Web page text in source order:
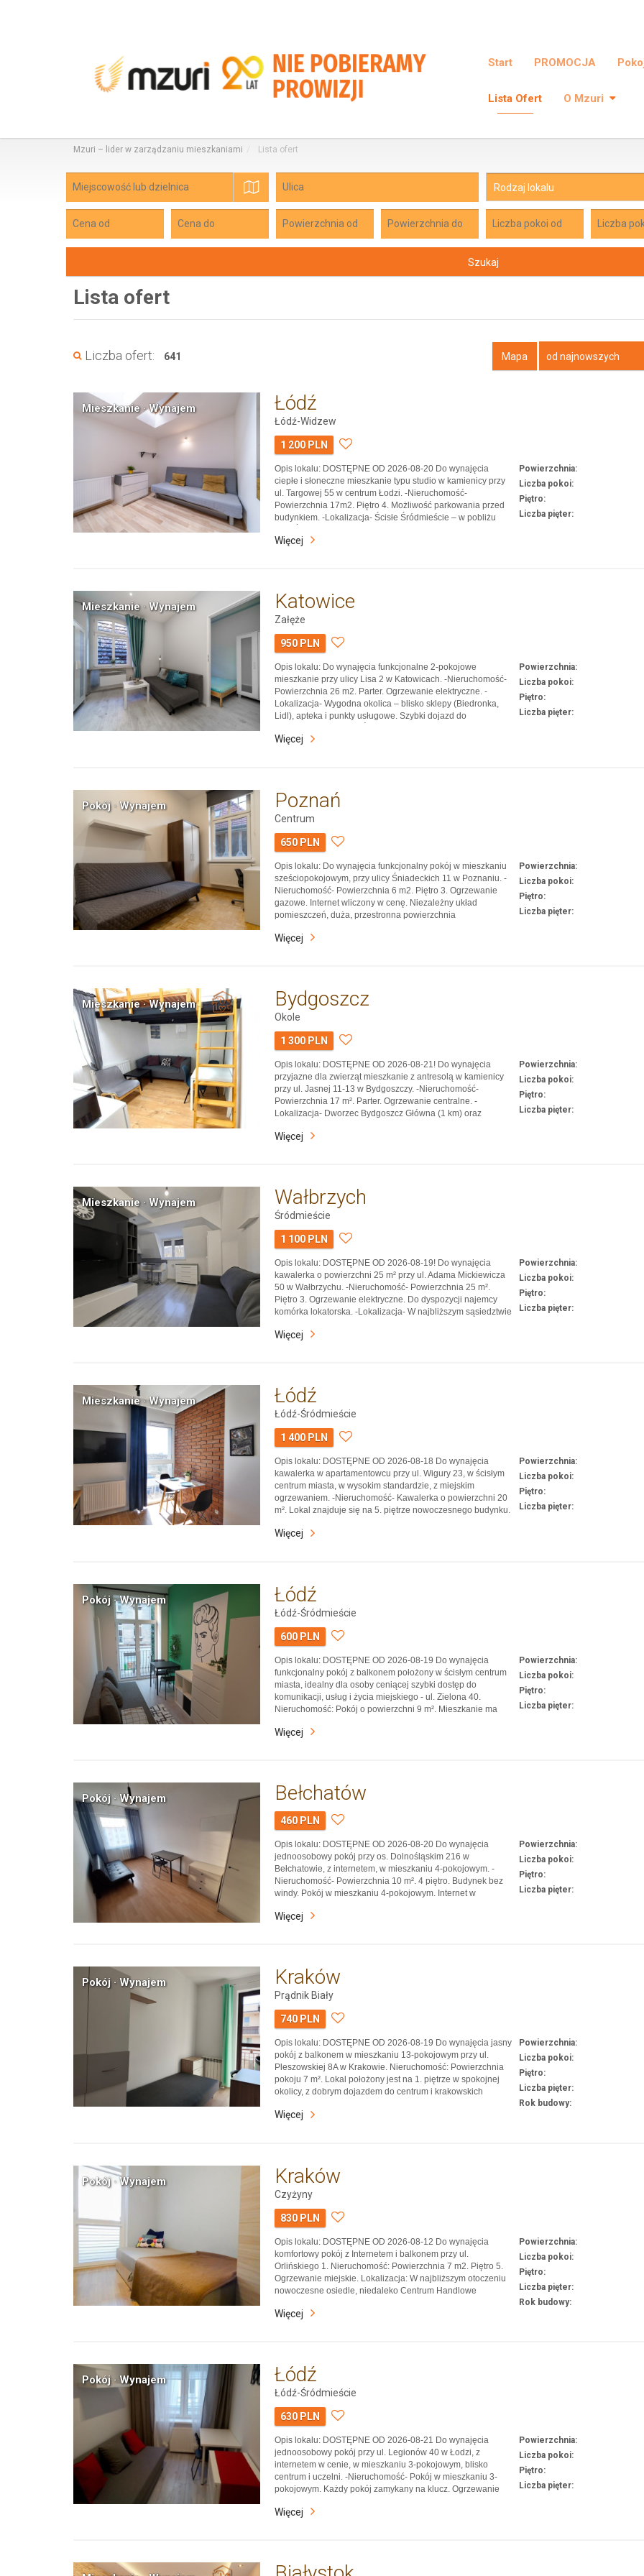
Start PROMOCJA
Lista Ofert O Mzuri
Mzuri – lider w zarządzaniu mieszkaniami Lista ofert
Rodzaj lokalu
Lista ofert
Liczba ofert: 641 Mapa od najnowszych
Mieszkanie · Wynajem Łódź
Łódź-Widzew
1 200 PLN
Opis lokalu: DOSTĘPNE OD 2026-08-20 Do wynajęcia
ciepłe i słoneczne mieszkanie typu studio w kamienicy przy
ul. Targowej 55 w centrum Łodzi. -Nieruchomość-
Powierzchnia 17m2. Piętro 4. Możliwość parkowania przed
budynkiem. -Lokalizacja- Ścisłe Śródmieście – w pobliżu
Państwowej Wyższej Szkoły Filmowej i Wyższej Szkoły
Powierzchnia:
Liczba pokoi:
Piętro:
Liczba pięter:
Więcej
Mieszkanie · Wynajem Katowice
Załęże
950 PLN
Opis lokalu: Do wynajęcia funkcjonalne 2-pokojowe
mieszkanie przy ulicy Lisa 2 w Katowicach. -Nieruchomość-
Powierzchnia 26 m2. Parter. Ogrzewanie elektryczne. -
Lokalizacja- Wygodna okolica – blisko sklepy (Biedronka,
Lidl), apteka i punkty usługowe. Szybki dojazd do
Park Bederowiec. Tuż obok przystanki tramwajowe i
Powierzchnia:
Liczba pokoi:
Piętro:
Liczba pięter:
Więcej
Pokój · Wynajem Poznań
Centrum
650 PLN
Opis lokalu: Do wynajęcia funkcjonalny pokój w mieszkaniu
sześciopokojowym, przy ulicy Śniadeckich 11 w Poznaniu. -
Nieruchomość- Powierzchnia 6 m2. Piętro 3. Ogrzewanie
gazowe. Internet wliczony w cenę. Niezależny układ
pomieszczeń, duża, przestronna powierzchnia
pobliżu są sklepy (Żabka, Biedronka), Międzynarodowe
Powierzchnia:
Liczba pokoi:
Piętro:
Liczba pięter:
Więcej
Mieszkanie · Wynajem Bydgoszcz
Okole
1 300 PLN
Opis lokalu: DOSTĘPNE OD 2026-08-21! Do wynajęcia
przyjazne dla zwierząt mieszkanie z antresolą w kamienicy
przy ul. Jasnej 11-13 w Bydgoszczy. -Nieruchomość-
Powierzchnia 17 m². Parter. Ogrzewanie centralne. -
Lokalizacja- Dworzec Bydgoszcz Główna (1 km) oraz
Szkoła Gospodarki (1 km) oraz Bydgoska Szkoła Wyższa (1
Powierzchnia:
Liczba pokoi:
Piętro:
Liczba pięter:
Więcej
Mieszkanie · Wynajem Wałbrzych
Śródmieście
1 100 PLN
Opis lokalu: DOSTĘPNE OD 2026-08-19! Do wynajęcia
kawalerka o powierzchni 25 m² przy ul. Adama Mickiewicza
50 w Wałbrzychu. -Nieruchomość- Powierzchnia 25 m².
Piętro 3. Ogrzewanie elektryczne. Do dyspozycji najemcy
komórka lokatorska. -Lokalizacja- W najbliższym sąsiedztwie
Victoria, punkty usługowe, piekarnie oraz restauracje. Dobra
Powierzchnia:
Liczba pokoi:
Piętro:
Liczba pięter:
Więcej
Mieszkanie · Wynajem Łódź
Łódź-Śródmieście
1 400 PLN
Opis lokalu: DOSTĘPNE OD 2026-08-18 Do wynajęcia
kawalerka w apartamentowcu przy ul. Wigury 23, w ścisłym
centrum miasta, w wysokim standardzie, z miejskim
ogrzewaniem. -Nieruchomość- Kawalerka o powierzchni 20
m². Lokal znajduje się na 5. piętrze nowoczesnego budynku.
Lokalizacja- Śródmieście – ścisłe centrum Łodzi, w pobliżu
Powierzchnia:
Liczba pokoi:
Piętro:
Liczba pięter:
Więcej
Pokój · Wynajem Łódź
Łódź-Śródmieście
600 PLN
Opis lokalu: DOSTĘPNE OD 2026-08-19 Do wynajęcia
funkcjonalny pokój z balkonem położony w ścisłym centrum
miasta, idealny dla osoby ceniącej szybki dostęp do
komunikacji, usług i życia miejskiego - ul. Zielona 40.
Nieruchomość: Pokój o powierzchni 9 m². Mieszkanie ma
Położenie w samym sercu Łodzi, tuż przy ul. Piotrkowskiej –
Powierzchnia:
Liczba pokoi:
Piętro:
Liczba pięter:
Więcej
Pokój · Wynajem Bełchatów
460 PLN
Opis lokalu: DOSTĘPNE OD 2026-08-20 Do wynajęcia
jednoosobowy pokój przy os. Dolnośląskim 216 w
Bełchatowie, z internetem, w mieszkaniu 4-pokojowym. -
Nieruchomość- Powierzchnia 10 m². 4 piętro. Budynek bez
windy. Pokój w mieszkaniu 4-pokojowym. Internet w
skomunikowana część Bełchatowa. Około 20 minut
Powierzchnia:
Liczba pokoi:
Piętro:
Liczba pięter:
Więcej
Pokój · Wynajem Kraków
Prądnik Biały
740 PLN
Opis lokalu: DOSTĘPNE OD 2026-08-19 Do wynajęcia jasny
pokój z balkonem w mieszkaniu 13-pokojowym przy ul.
Pleszowskiej 8A w Krakowie. Nieruchomość: Powierzchnia
pokoju 7 m². Lokal położony jest na 1. piętrze w spokojnej
okolicy, z dobrym dojazdem do centrum i krakowskich
centralne. Dostęp do 2 w pełni wyposażonych kuchni, 3
Powierzchnia:
Liczba pokoi:
Piętro:
Liczba pięter:
Rok budowy:
Więcej
Pokój · Wynajem Kraków
Czyżyny
830 PLN
Opis lokalu: DOSTĘPNE OD 2026-08-12 Do wynajęcia
komfortowy pokój z Internetem i balkonem przy ul.
Orlińskiego 1. Nieruchomość: Powierzchnia 7 m2. Piętro 5.
Ogrzewanie miejskie. Lokalizacja: W najbliższym otoczeniu
nowoczesne osiedle, niedaleko Centrum Handlowe
usługowe. W pobliżu basen, kompleks budynków
Powierzchnia:
Liczba pokoi:
Piętro:
Liczba pięter:
Rok budowy:
Więcej
Pokój · Wynajem Łódź
Łódź-Śródmieście
630 PLN
Opis lokalu: DOSTĘPNE OD 2026-08-21 Do wynajęcia
jednoosobowy pokój przy ul. Legionów 40 w Łodzi, z
internetem w cenie, w mieszkaniu 3-pokojowym, blisko
centrum i uczelni. -Nieruchomość- Pokój w mieszkaniu 3-
pokojowym. Każdy pokój zamykany na klucz. Ogrzewanie
i wyposażone. -Lokalizacja- Śródmieście – doskonale
Powierzchnia:
Liczba pokoi:
Piętro:
Liczba pięter:
Więcej